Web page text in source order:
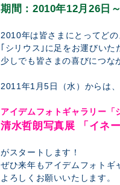
期間：2010年12月26日
2010年は皆さまにとってどの
｢シリウス｣に足をお運びいた
少しでも皆さまの喜びにつな
2011年1月5日（水）からは、
アイデムフォトギャラリー「
清水哲朗写真展 「イネ
がスタートします！
ぜひ来年もアイデムフォトギ
よろしくお願いいたします。